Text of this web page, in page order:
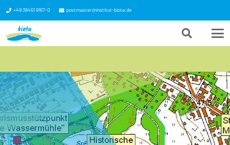
+49 38461 9167-0 postmaster@institut-biota.de